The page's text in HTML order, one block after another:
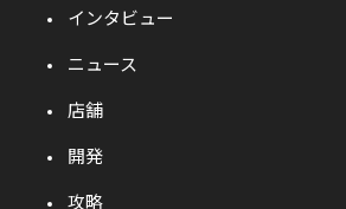
インタビュー
ニュース
店舗
開発
攻略